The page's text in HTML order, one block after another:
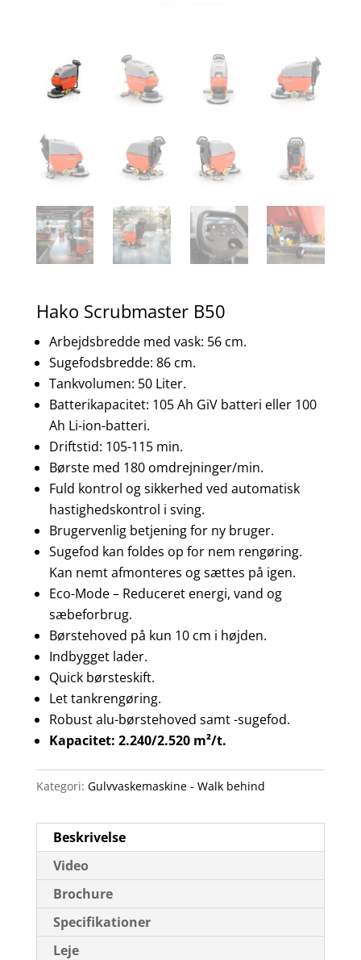
Hako Scrubmaster B50
Arbejdsbredde med vask: 56 cm.
Sugefodsbredde: 86 cm.
Tankvolumen: 50 Liter.
Batterikapacitet: 105 Ah GiV batteri eller 100
Ah Li-ion-batteri.
Driftstid: 105-115 min.
Børste med 180 omdrejninger/min.
Fuld kontrol og sikkerhed ved automatisk
hastighedskontrol i sving.
Brugervenlig betjening for ny bruger.
Sugefod kan foldes op for nem rengøring.
Kan nemt afmonteres og sættes på igen.
Eco-Mode – Reduceret energi, vand og
sæbeforbrug.
Børstehoved på kun 10 cm i højden.
Indbygget lader.
Quick børsteskift.
Let tankrengøring.
Robust alu-børstehoved samt -sugefod.
Kapacitet: 2.240/2.520 m²/t.
Kategori: Gulvvaskemaskine - Walk behind
Beskrivelse
Video
Brochure
Specifikationer
Leje